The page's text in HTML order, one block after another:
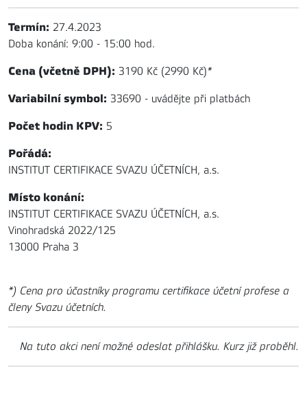
Termín: 27.4.2023
Doba konání: 9:00 - 15:00 hod.
Cena (včetně DPH): 3190 Kč (2990 Kč)*
Variabilní symbol: 33690 - uvádějte při platbách
Počet hodin KPV: 5
Pořádá:
INSTITUT CERTIFIKACE SVAZU ÚČETNÍCH, a.s.
Místo konání:
INSTITUT CERTIFIKACE SVAZU ÚČETNÍCH, a.s.
Vinohradská 2022/125
13000 Praha 3
*) Cena pro účastníky programu certifikace účetní profese a
členy Svazu účetních.
Na tuto akci není možné odeslat přihlášku. Kurz již proběhl.